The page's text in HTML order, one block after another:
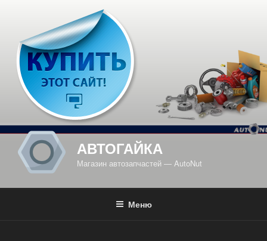
содержимому
АВТОГАЙКА
Магазин автозапчастей — AutoNut
Меню